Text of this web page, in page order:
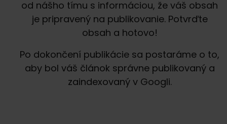
od nášho tímu s informáciou, že váš obsah
je pripravený na publikovanie. Potvrďte
obsah a hotovo!
Po dokončení publikácie sa postaráme o to,
aby bol váš článok správne publikovaný a
zaindexovaný v Googli.